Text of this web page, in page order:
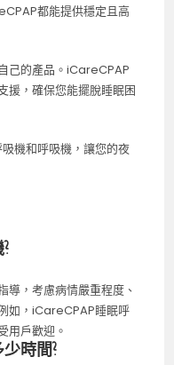
都能提供穩定且高
己的產品。iCareCPAP
援，確保您能擺脫睡眠困
機和呼吸機，讓您的夜
導，考慮病情嚴重程度、
如，iCareCPAP睡眠呼
用戶歡迎。
時間?